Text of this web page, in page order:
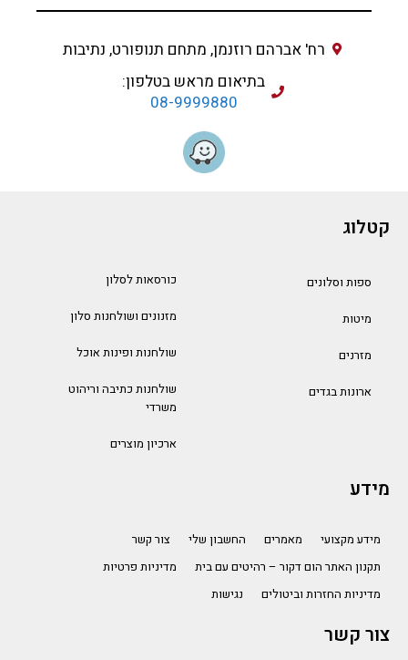
רח' אברהם רוזנמן, מתחם תנופורט, נתיבות
בתיאום מראש בטלפון:
08-9999880
קטלוג
ספות וסלונים
מיטות
מזרנים
ארונות בגדים
כורסאות לסלון
מזנונים ושולחנות סלון
שולחנות ופינות אוכל
שולחנות כתיבה וריהוט
משרדי
ארכיון מוצרים
מידע
מידע מקצועי מאמרים החשבון שלי
צור קשר
תקנון האתר הום דקור – רהיטים עם בית
מדיניות פרטיות
מדיניות החזרות וביטולים
נגישות
צור קשר